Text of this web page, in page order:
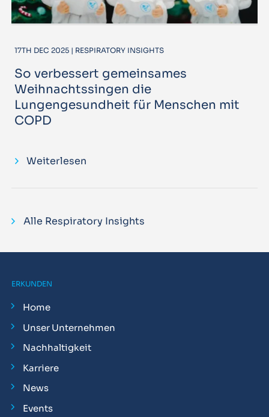
17TH DEC 2025 | RESPIRATORY INSIGHTS
So verbessert gemeinsames
Weihnachtssingen die
Lungengesundheit für Menschen mit
COPD
Weiterlesen
Alle Respiratory Insights
ERKUNDEN
Home
Unser Unternehmen
Nachhaltigkeit
Karriere
News
Events